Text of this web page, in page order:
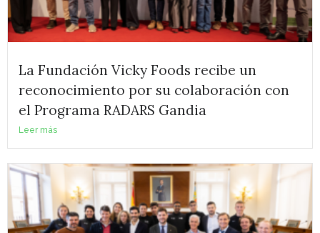
La Fundación Vicky Foods recibe un
reconocimiento por su colaboración con
el Programa RADARS Gandia
Leer más